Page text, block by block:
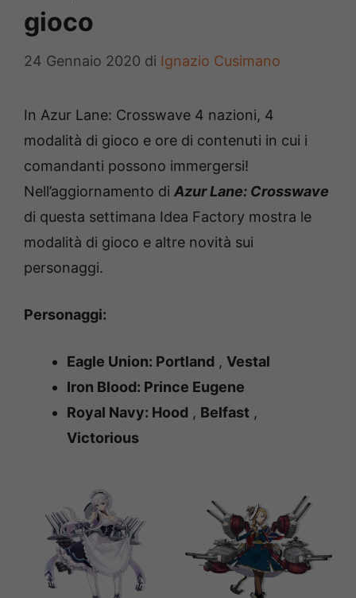
gioco
24 Gennaio 2020 di Ignazio Cusimano
In Azur Lane: Crosswave 4 nazioni, 4
modalità di gioco e ore di contenuti in cui i
comandanti possono immergersi!
Nell’aggiornamento di Azur Lane: Crosswave
di questa settimana Idea Factory mostra le
modalità di gioco e altre novità sui
personaggi.
Personaggi:
Eagle Union: Portland , Vestal
Iron Blood: Prince Eugene
Royal Navy: Hood , Belfast ,
Victorious